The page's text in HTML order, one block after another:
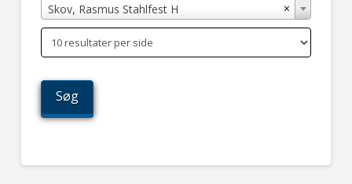
×
Skov, Rasmus Stahlfest H